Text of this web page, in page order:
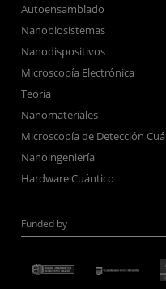
Autoensamblado
Nanobiosistemas
Nanodispositivos
Microscopía Electrónica
Teoría
Nanomateriales
Microscopía de Detección
Nanoingeniería
Hardware Cuántico
Funded by